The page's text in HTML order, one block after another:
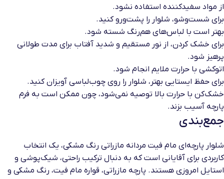
از مواد سفیدکننده استفاده نشود.
برای شست‌وشو، شلوار را پشت‌ورو کنید.
بهتر است با لباس‌های هم‌رنگ شسته شود.
برای خشک کردن، از نور مستقیم و شدید آفتاب برای مدت طولانی
پرهیز شود.
اتوکشی با حرارت ملایم انجام شود.
برای حفظ ایستایی بهتر، شلوار را روی چوب‌لباسی آویزان کنید.
خشک‌کن با حرارت بالا توصیه نمی‌شود، چون ممکن است به فرم
پارچه آسیب بزند.
جمع‌بندی
شلوار پارچه‌ای مام فیت مردانه مازراتی رنگ مشکی، یک انتخاب
کاربردی برای آقایانی است که به دنبال ترکیب راحتی، شیک‌پوشی و
استایل امروزی هستند. پارچه مازراتی، قواره مام فیت، رنگ مشکی و